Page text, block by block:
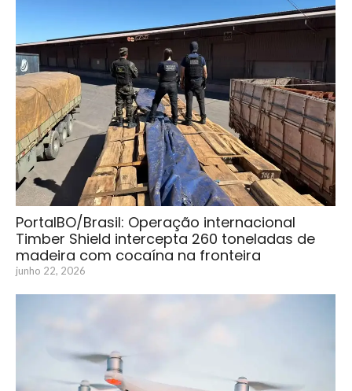
PortalBO/Brasil: Operação internacional
Timber Shield intercepta 260 toneladas de
madeira com cocaína na fronteira
junho 22, 2026